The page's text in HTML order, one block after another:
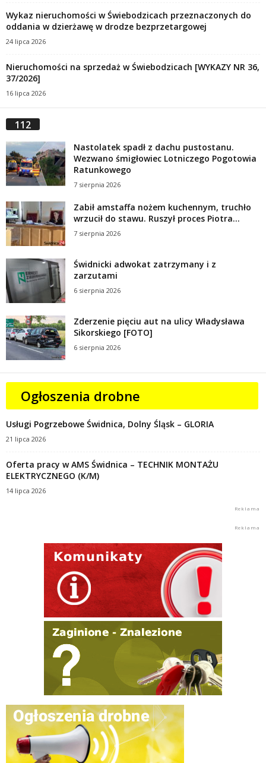
Wykaz nieruchomości w Świebodzicach przeznaczonych do
oddania w dzierżawę w drodze bezprzetargowej
24 lipca 2026
Nieruchomości na sprzedaż w Świebodzicach [WYKAZY NR 36,
37/2026]
16 lipca 2026
112
Nastolatek spadł z dachu pustostanu.
Wezwano śmigłowiec Lotniczego Pogotowia
Ratunkowego
7 sierpnia 2026
Zabił amstaffa nożem kuchennym, truchło
wrzucił do stawu. Ruszył proces Piotra...
7 sierpnia 2026
Świdnicki adwokat zatrzymany i z
zarzutami
6 sierpnia 2026
Zderzenie pięciu aut na ulicy Władysława
Sikorskiego [FOTO]
6 sierpnia 2026
Ogłoszenia drobne
Usługi Pogrzebowe Świdnica, Dolny Śląsk – GLORIA
21 lipca 2026
Oferta pracy w AMS Świdnica – TECHNIK MONTAŻU
ELEKTRYCZNEGO (K/M)
14 lipca 2026